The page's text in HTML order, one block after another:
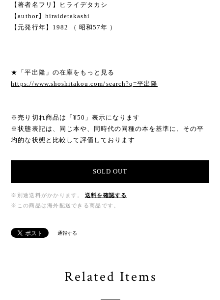
【著者名フリ】ヒライデタカシ
【author】hiraidetakashi
【元発行年】1982 （ 昭和57年 ）
★「平出隆」の在庫をもっと見る
https://www.shoshitakou.com/search?q=平出隆
※売り切れ商品は「¥50」表示になります
※状態表記は、同じ本や、同時代の同種の本を基準に、その平
均的な状態と比較して評価しております
SOLD OUT
※別途送料がかかります。
送料を確認する
※この商品は海外配送できる商品です。
通報する
Related Items